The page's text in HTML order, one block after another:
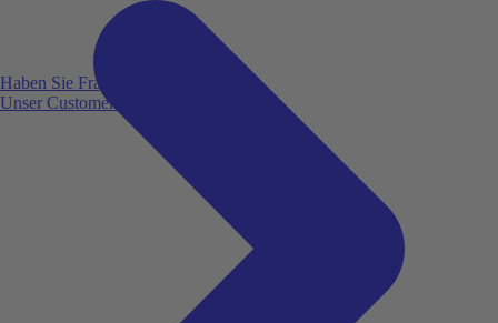
Haben Sie Fragen?
Unser Customer Service ist für Sie da!